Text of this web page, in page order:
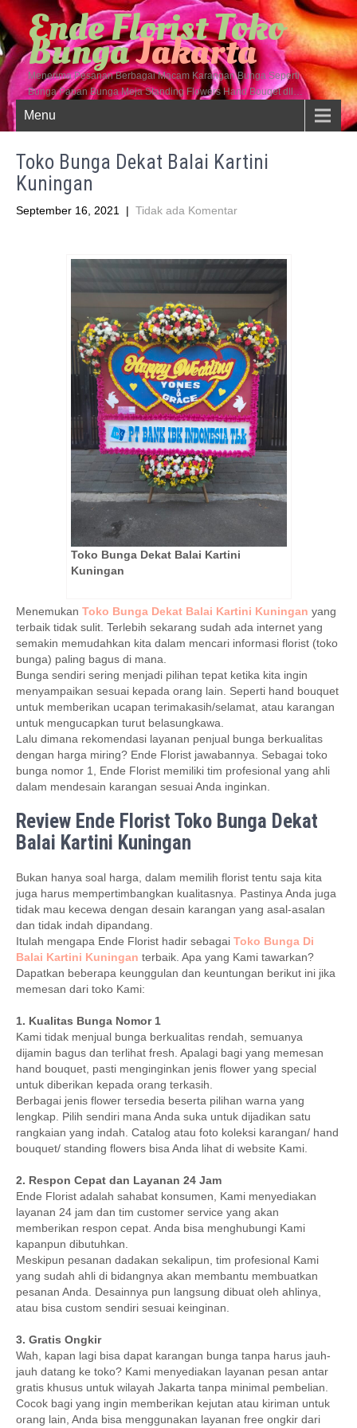
Ende Florist Toko
BungaJakarta
Menerima Pesanan Berbagai Macam Karangan Bunga Seperti
Bunga Papan Bunga Meja Standing Flowers Hand Bouqet dll…
Menu
Toko Bunga Dekat Balai Kartini
Kuningan
September 16, 2021 | Tidak ada Komentar
Toko Bunga Dekat Balai Kartini
Kuningan
Menemukan Toko Bunga Dekat Balai Kartini Kuningan yang
terbaik tidak sulit. Terlebih sekarang sudah ada internet yang
semakin memudahkan kita dalam mencari informasi florist (toko
bunga) paling bagus di mana.
Bunga sendiri sering menjadi pilihan tepat ketika kita ingin
menyampaikan sesuai kepada orang lain. Seperti hand bouquet
untuk memberikan ucapan terimakasih/selamat, atau karangan
untuk mengucapkan turut belasungkawa.
Lalu dimana rekomendasi layanan penjual bunga berkualitas
dengan harga miring? Ende Florist jawabannya. Sebagai toko
bunga nomor 1, Ende Florist memiliki tim profesional yang ahli
dalam mendesain karangan sesuai Anda inginkan.
Review Ende Florist Toko Bunga Dekat
Balai Kartini Kuningan
Bukan hanya soal harga, dalam memilih florist tentu saja kita
juga harus mempertimbangkan kualitasnya. Pastinya Anda juga
tidak mau kecewa dengan desain karangan yang asal-asalan
dan tidak indah dipandang.
Itulah mengapa Ende Florist hadir sebagai Toko Bunga Di
Balai Kartini Kuningan terbaik. Apa yang Kami tawarkan?
Dapatkan beberapa keunggulan dan keuntungan berikut ini jika
memesan dari toko Kami:
1. Kualitas Bunga Nomor 1
Kami tidak menjual bunga berkualitas rendah, semuanya
dijamin bagus dan terlihat fresh. Apalagi bagi yang memesan
hand bouquet, pasti menginginkan jenis flower yang special
untuk diberikan kepada orang terkasih.
Berbagai jenis flower tersedia beserta pilihan warna yang
lengkap. Pilih sendiri mana Anda suka untuk dijadikan satu
rangkaian yang indah. Catalog atau foto koleksi karangan/ hand
bouquet/ standing flowers bisa Anda lihat di website Kami.
2. Respon Cepat dan Layanan 24 Jam
Ende Florist adalah sahabat konsumen, Kami menyediakan
layanan 24 jam dan tim customer service yang akan
memberikan respon cepat. Anda bisa menghubungi Kami
kapanpun dibutuhkan.
Meskipun pesanan dadakan sekalipun, tim profesional Kami
yang sudah ahli di bidangnya akan membantu membuatkan
pesanan Anda. Desainnya pun langsung dibuat oleh ahlinya,
atau bisa custom sendiri sesuai keinginan.
3. Gratis Ongkir
Wah, kapan lagi bisa dapat karangan bunga tanpa harus jauh-
jauh datang ke toko? Kami menyediakan layanan pesan antar
gratis khusus untuk wilayah Jakarta tanpa minimal pembelian.
Cocok bagi yang ingin memberikan kejutan atau kiriman untuk
orang lain, Anda bisa menggunakan layanan free ongkir dari